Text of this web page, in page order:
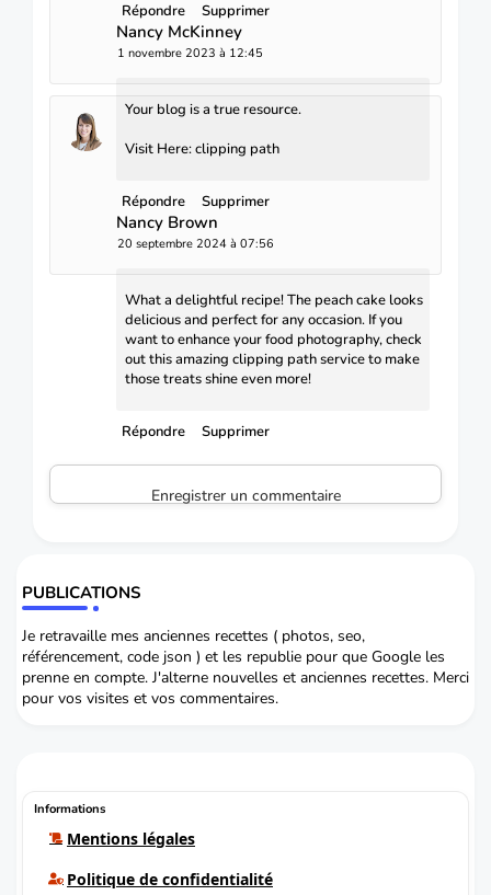
Répondre Supprimer
Nancy McKinney
1 novembre 2023 à 12:45
Your blog is a true resource.
Visit Here:clipping path
Répondre Supprimer
Nancy Brown
20 septembre 2024 à 07:56
What a delightful recipe! The peach cake looks
delicious and perfect for any occasion. If you
want to enhance your food photography, check
out this amazing clipping path serviceto make
those treats shine even more!
Répondre Supprimer
Enregistrer un commentaire
PUBLICATIONS
Je retravaille mes anciennes recettes ( photos, seo,
référencement, code json ) et les republie pour que Google les
prenne en compte. J'alterne nouvelles et anciennes recettes. Merci
pour vos visites et vos commentaires.
Informations
Mentions légales
Politique de confidentialité